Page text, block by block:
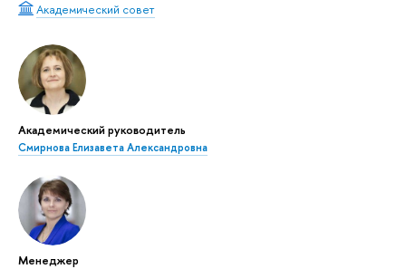
Академический совет
Академический руководитель
Смирнова Елизавета Александровна
Менеджер